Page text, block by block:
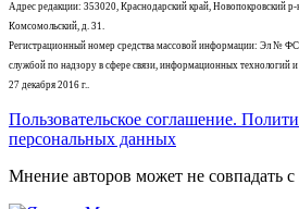
Адрес редакции: 353020, Краснодарский край, Новопокровский р-
Комсомольский, д. 31.
Регистрационный номер средства массовой информации: Эл №
службой по надзору в сфере связи, информационных технологий
27 декабря 2016 г..
Пользовательское соглашение.
персональных данных
Мнение авторов может не совпадать